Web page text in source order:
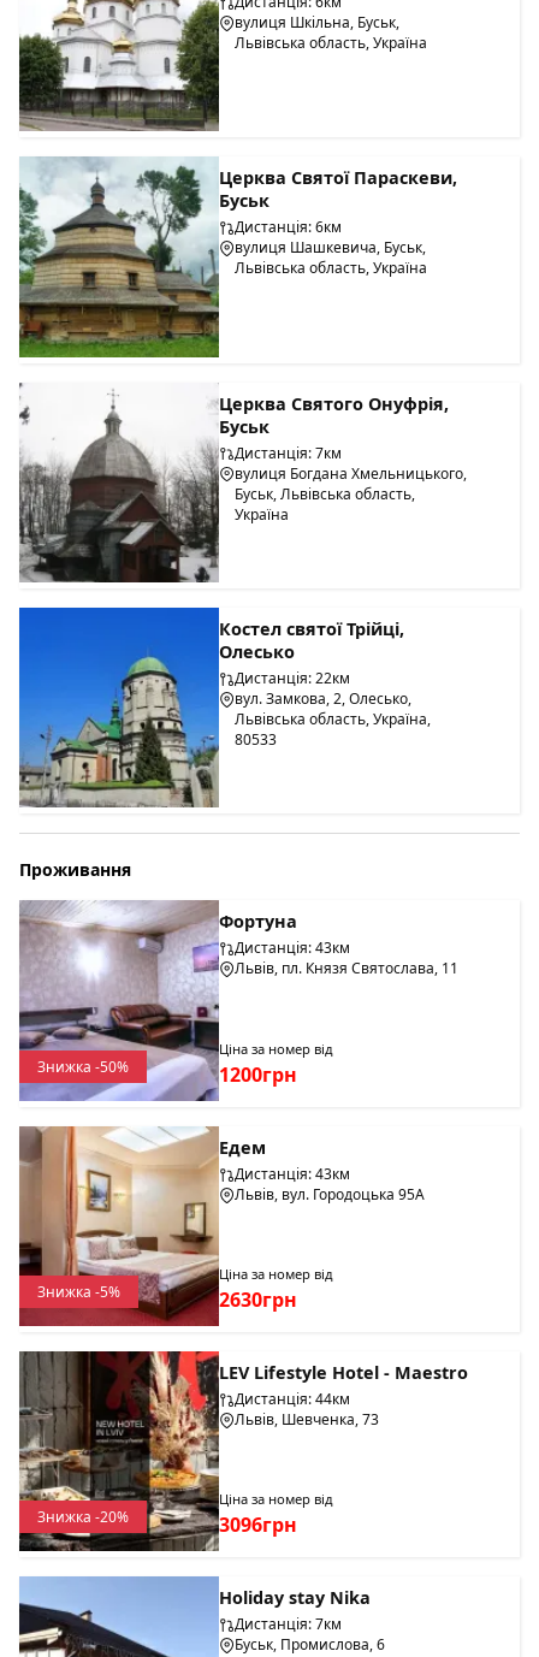
вулиця Шкільна, Буськ,
Львівська область, Україна
Церква Святої Параскеви,
Буськ
Дистанція: 6км
вулиця Шашкевича, Буськ,
Львівська область, Україна
Церква Святого Онуфрія,
Буськ
Дистанція: 7км
вулиця Богдана Хмельницького,
Буськ, Львівська область,
Україна
Костел святої Трійці,
Олесько
Дистанція: 22км
вул. Замкова, 2, Олесько,
Львівська область, Україна,
80533
Проживання
Знижка -50%
Фортуна
Дистанція: 43км
Львів, пл. Князя Святослава, 11
Ціна за номер від
1200грн
Знижка -5%
Едем
Дистанція: 43км
Львів, вул. Городоцька 95А
Ціна за номер від
2630грн
Знижка -20%
LEV Lifestyle Hotel - Maestro
Дистанція: 44км
Львів, Шевченка, 73
Ціна за номер від
3096грн
Holiday stay Nika
Дистанція: 7км
Буськ, Промислова, 6